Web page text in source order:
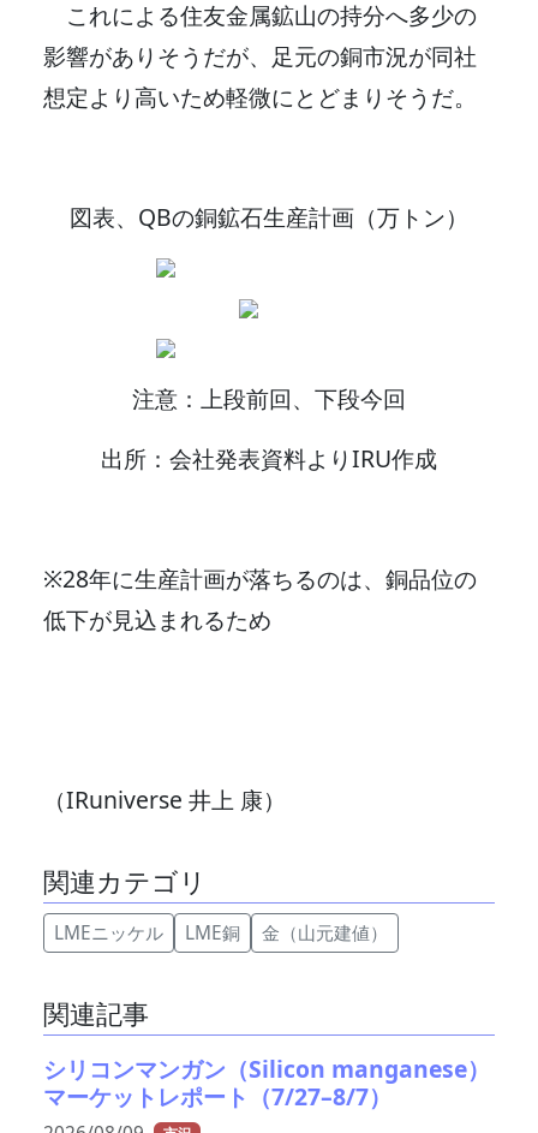
これによる住友金属鉱山の持分へ多少の
影響がありそうだが、足元の銅市況が同社
想定より高いため軽微にとどまりそうだ。
図表、QBの銅鉱石生産計画（万トン）
注意：上段前回、下段今回
出所：会社発表資料よりIRU作成
※28年に生産計画が落ちるのは、銅品位の
低下が見込まれるため
（IRuniverse 井上 康）
関連カテゴリ
LMEニッケル LME銅 金（山元建値）
関連記事
シリコンマンガン（Silicon manganese）
マーケットレポート（7/27–8/7）